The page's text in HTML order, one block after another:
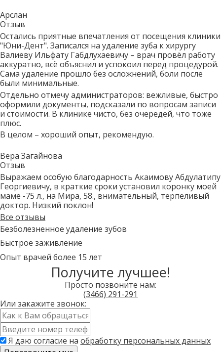
Арслан
Отзыв
Остались приятные впечатления от посещения клиники
"Юни-Дент". Записался на удаление зуба к хирургу
Валиеву Ильфату Габдлухаевичу – врач провёл работу
аккуратно, всё объяснил и успокоил перед процедурой.
Сама удаление прошло без осложнений, боли после
были минимальные.
Отдельно отмечу администраторов: вежливые, быстро
оформили документы, подсказали по вопросам записи
и стоимости. В клинике чисто, без очередей, что тоже
плюс.
В целом – хороший опыт, рекомендую.
Вера Загайнова
Отзыв
Выражаем особую благодарность Акаимову Абдулатипу
Георгиевичу, в краткие сроки установил коронку моей
маме -75 л., на Мира, 58., внимательный, терпеливый
доктор. Низкий поклон!
Все отзывы
Безболезненное удаление зубов
Быстрое заживление
Опыт врачей более 15 лет
Получите лучшее!
Просто позвоните нам:
(3466) 291-291
Или закажите звонок:
Имя
*
Контактный
телефон
* Я даю согласие на обработку персональных данных